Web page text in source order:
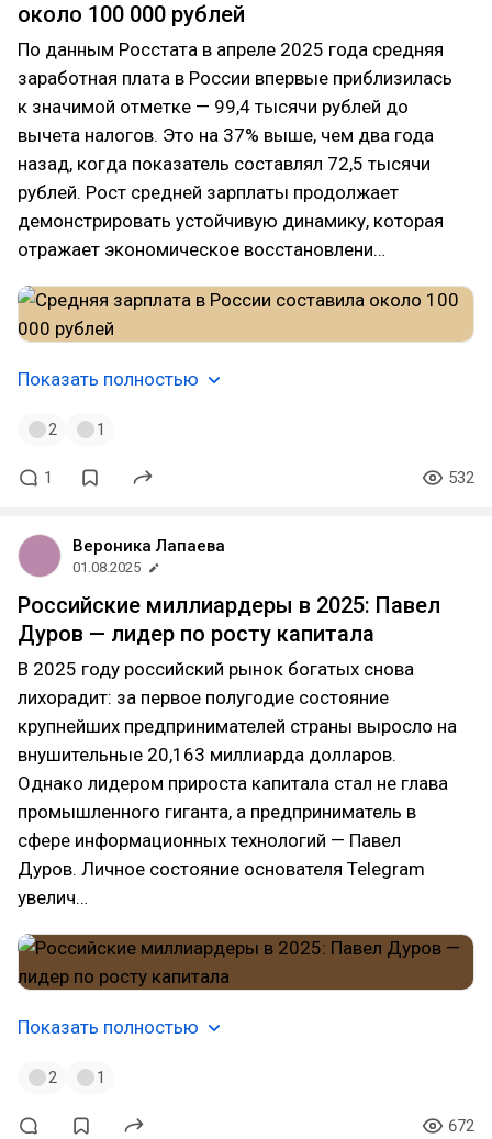
около 100 000 рублей
По данным Росстата в апреле 2025 года средняя
заработная плата в России впервые приблизилась
к значимой отметке — 99,4 тысячи рублей до
вычета налогов. Это на 37% выше, чем два года
назад, когда показатель составлял 72,5 тысячи
рублей. Рост средней зарплаты продолжает
демонстрировать устойчивую динамику, которая
отражает экономическое восстановлени…
Показать полностью
2 1
1 532
Вероника Лапаева
01.08.2025
Российские миллиардеры в 2025: Павел
Дуров — лидер по росту капитала
В 2025 году российский рынок богатых снова
лихорадит: за первое полугодие состояние
крупнейших предпринимателей страны выросло на
внушительные 20,163 миллиарда долларов.
Однако лидером прироста капитала стал не глава
промышленного гиганта, а предприниматель в
сфере информационных технологий — Павел
Дуров. Личное состояние основателя Telegram
увелич…
Показать полностью
2 1
672